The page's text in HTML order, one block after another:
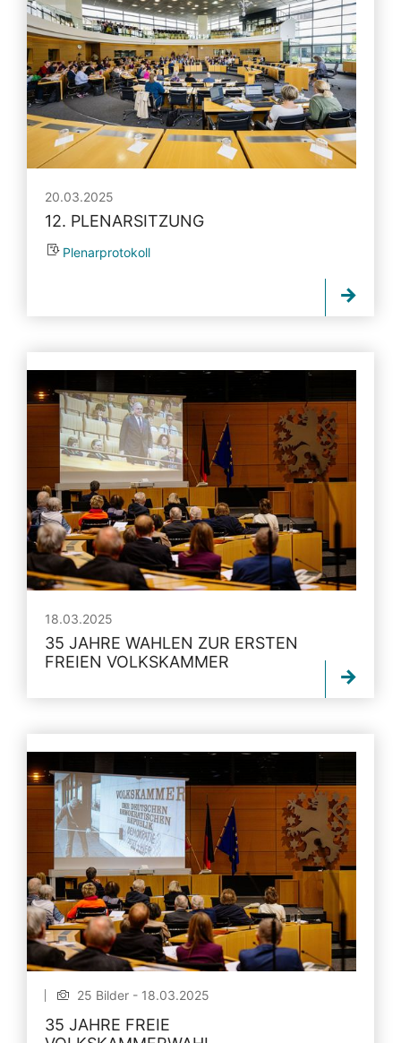
20.03.2025
12. PLENARSITZUNG
Plenarprotokoll
18.03.2025
35 JAHRE WAHLEN ZUR ERSTEN
FREIEN VOLKSKAMMER
25 Bilder - 18.03.2025
35 JAHRE FREIE